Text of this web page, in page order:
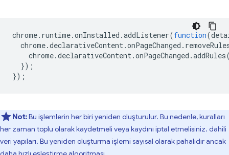
chrome. runtime.onInstalled .addListener(function(
chrome.declarativeContent.onPageChanged .
chrome.declarativeContent.onPageChanged .addRules
});
});
Not:Bu işlemlerin her biri yeniden oluşturulur. Bu nedenle, kuralları
her zaman toplu olarak kaydetmeli veya kaydını iptal etmelisiniz. dahili
veri yapıları. Bu yeniden oluşturma işlemi sayısal olarak pahalıdır ancak